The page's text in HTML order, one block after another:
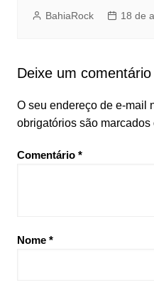
BahiaRock 18 de
Deixe um comentário
O seu endereço de e-mail
obrigatórios são marcados
Comentário *
Nome *